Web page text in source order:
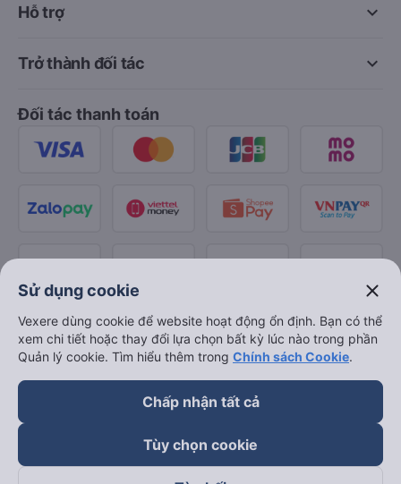
keyboard_arrow_down
Hỗ trợ
keyboard_arrow_down
Trở thành đối tác
Đối tác thanh toán
Sử dụng cookie close
Vexere dùng cookie để website hoạt động ổn định. Bạn có thể
xem chi tiết hoặc thay đổi lựa chọn bất kỳ lúc nào trong phần
Quản lý cookie. Tìm hiểu thêm trong Chính sách Cookie.
Chấp nhận tất cả
Tùy chọn cookie